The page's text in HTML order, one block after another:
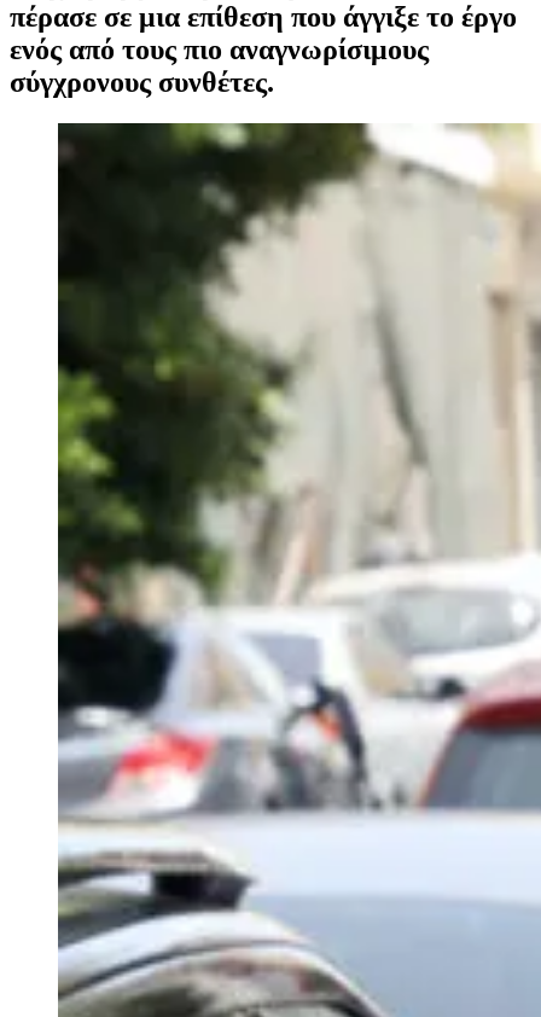
πέρασε σε μια επίθεση που άγγιξε το έργο
ενός από τους πιο αναγνωρίσιμους
σύγχρονους συνθέτες.